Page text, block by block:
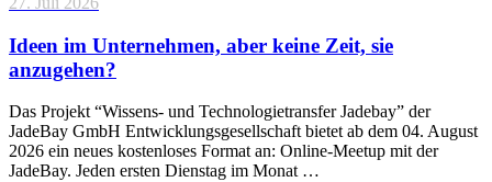
Ideen im Unternehmen, aber keine Zeit, sie
anzugehen?
Das Projekt “Wissens- und Technologietransfer Jadebay” der
JadeBay GmbH Entwicklungsgesellschaft bietet ab dem 04. August
2026 ein neues kostenloses Format an: Online-Meetup mit der
JadeBay. Jeden ersten Dienstag im Monat …